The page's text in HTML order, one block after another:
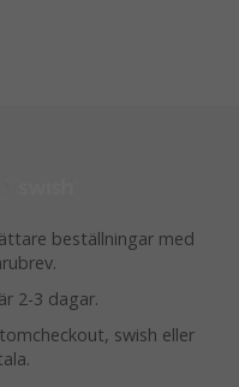
beställningar med
2-3 dagar.
swish eller